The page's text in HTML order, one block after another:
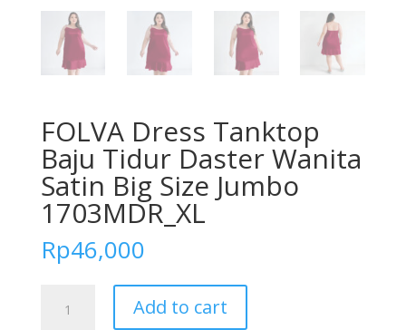
FOLVA Dress Tanktop
Baju Tidur Daster Wanita
Satin Big Size Jumbo
1703MDR_XL
Rp46,000
Dress
Add to cart